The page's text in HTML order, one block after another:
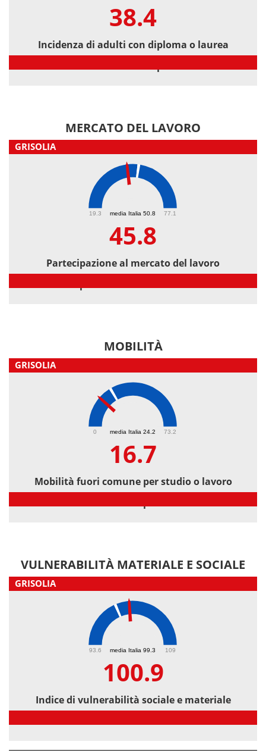
38.4
Incidenza di adulti con diploma o laurea
MERCATO DEL LAVORO
GRISOLIA
media Italia 50.8
19.3 77.1
45.8
Partecipazione al mercato del lavoro
MOBILITÀ
GRISOLIA
media Italia 24.2
0 73.2
16.7
Mobilità fuori comune per studio o lavoro
VULNERABILITÀ MATERIALE E SOCIALE
GRISOLIA
media Italia 99.3
93.6 109
100.9
Indice di vulnerabilità sociale e materiale